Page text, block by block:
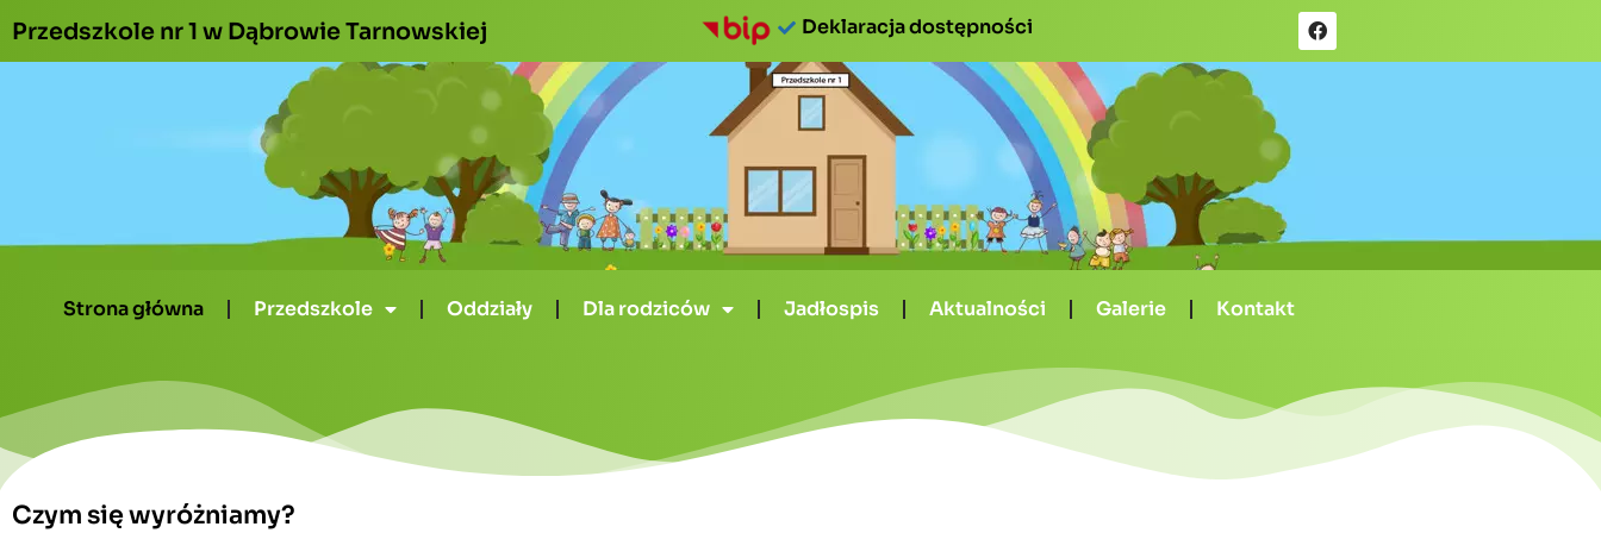
treści
Przedszkole nr 1 w Dąbrowie Tarnowskiej Deklaracja dostępności
Strona główna Przedszkole Oddziały Dla rodziców Jadłospis Aktualności Galerie Kontakt
Czym się wyróżniamy?